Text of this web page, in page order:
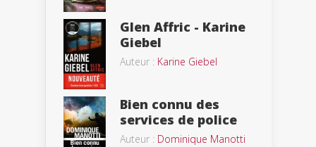
Glen Affric - Karine
Giebel
Auteur : Karine Giebel
Bien connu des
services de police
Auteur : Dominique Manotti